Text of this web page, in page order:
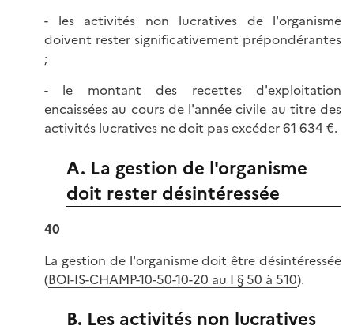
- les activités non lucratives de l'organisme
doivent rester significativement prépondérantes
;
- le montant des recettes d'exploitation
encaissées au cours de l'année civile au titre des
activités lucratives ne doit pas excéder 61 634 €.
A. La gestion de l'organisme
doit rester désintéressée
40
La gestion de l'organisme doit être désintéressée
(BOI-IS-CHAMP-10-50-10-20 au I § 50 à 510).
B. Les activités non lucratives